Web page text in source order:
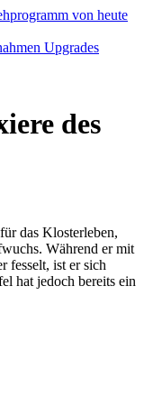
Upgrades
des
das Klosterleben,
Während er mit
fesselt, ist er sich
hat jedoch bereits ein